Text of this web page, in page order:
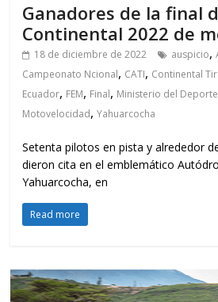
Ganadores de la final
Continental 2022 de
18 de diciembre de 2022 auspicio,
Campeonato Ncional, CATI, Continental
Ecuador, FEM, Final, Ministerio del Deporte
Motovelocidad,Yahuarcocha
Setenta pilotos en pista y alrededor
dieron cita en el emblemático
Yahuarcocha, en
Read more